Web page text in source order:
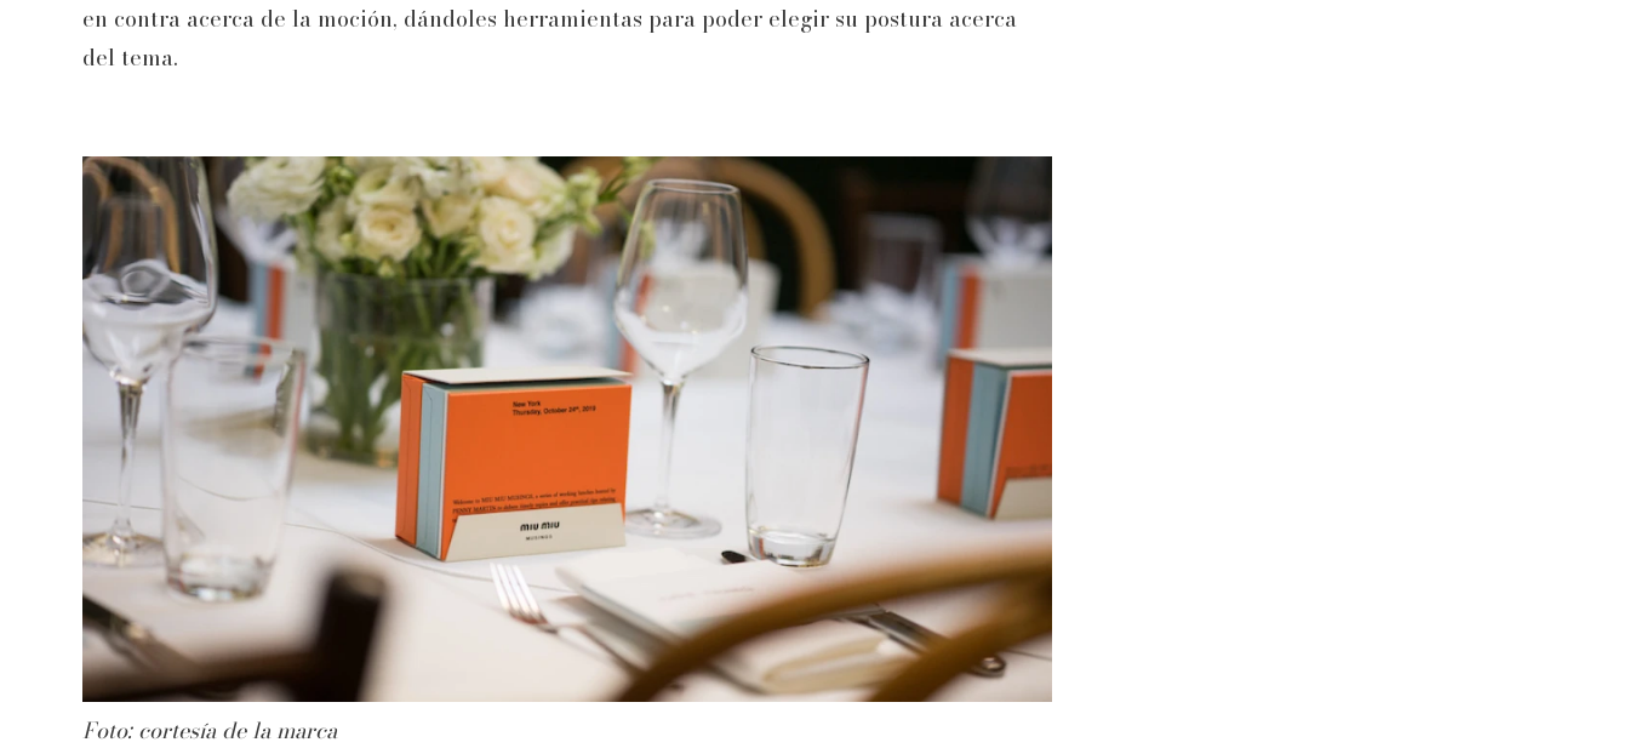
en contra acerca de la moción, dándoles herramientas para poder elegir su postura acerca
del tema.
Foto: cortesía de la marca